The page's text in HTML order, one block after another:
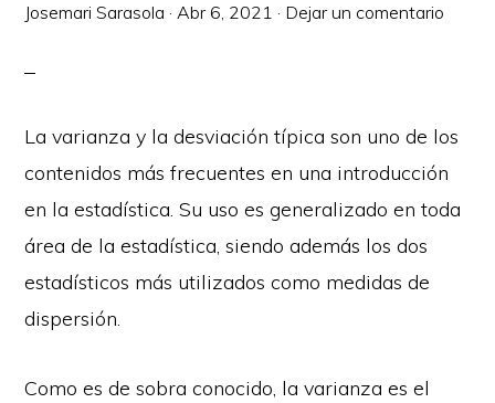
Josemari Sarasola ·Abr 6, 2021 · Dejar un comentario
La varianza y la desviación típica son uno de los
contenidos más frecuentes en una introducción
en la estadística. Su uso es generalizado en toda
área de la estadística, siendo además los dos
estadísticos más utilizados como medidas de
dispersión.
Como es de sobra conocido, la varianza es el